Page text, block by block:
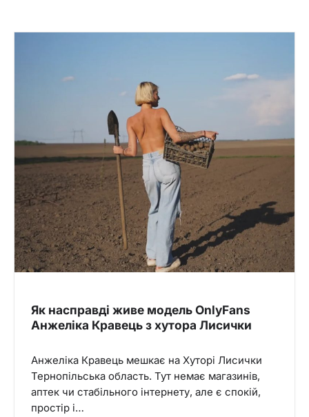
Як насправді живе модель OnlyFans
Анжеліка Кравець з хутора Лисички
Анжеліка Кравець мешкає на Хуторі Лисички
Тернопільська область. Тут немає магазинів,
аптек чи стабільного інтернету, але є спокій,
простір і…